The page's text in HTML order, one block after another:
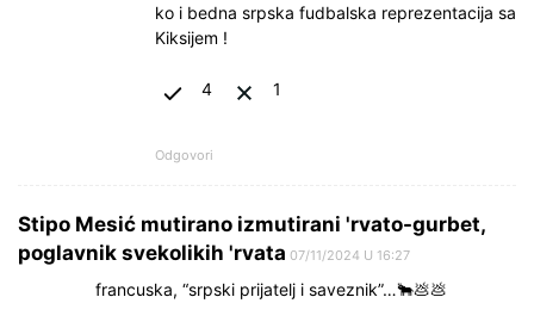
ko i bedna srpska fudbalska reprezentacija sa
Kiksijem !
4 1
Odgovori
Stipo Mesić mutirano izmutirani 'rvato-gurbet,
poglavnik svekolikih 'rvata 07/11/2024 U 16:27
francuska, “srpski prijatelj i saveznik”…🐂💩💩